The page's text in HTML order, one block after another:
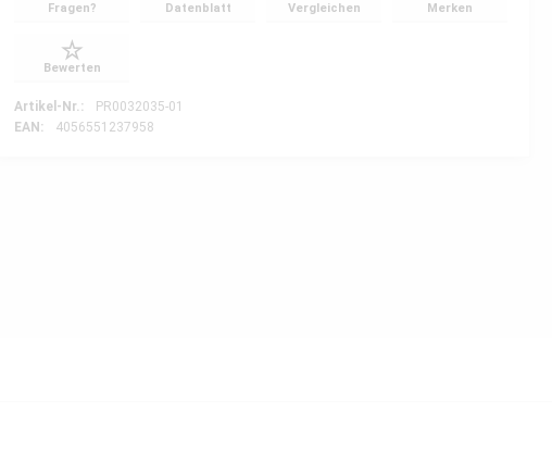
Fragen? Datenblatt Vergleichen Merken
Bewerten
Artikel-Nr.:
PR0032035-01
EAN:
4056551237958